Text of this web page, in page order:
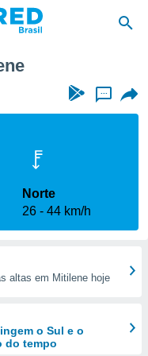
...
Norte
26
44 km/h
altas em Mitilene hoje
o Sul e o
do tempo